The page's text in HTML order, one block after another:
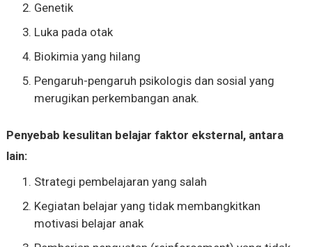
Genetik
Luka pada otak
Biokimia yang hilang
Pengaruh-pengaruh psikologis dan sosial yang
merugikan perkembangan anak.
Penyebab kesulitan belajar faktor eksternal, antara
lain:
Strategi pembelajaran yang salah
Kegiatan belajar yang tidak membangkitkan
motivasi belajar anak